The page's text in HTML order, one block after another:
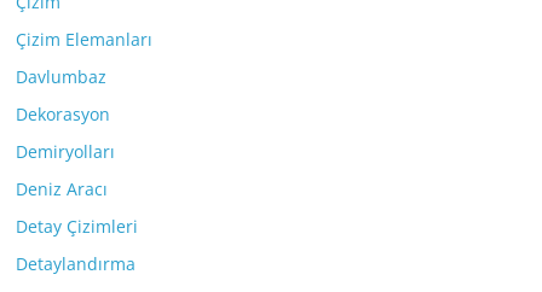
Çizim Elemanları
Davlumbaz
Dekorasyon
Demiryolları
Deniz Aracı
Detay Çizimleri
Detaylandırma